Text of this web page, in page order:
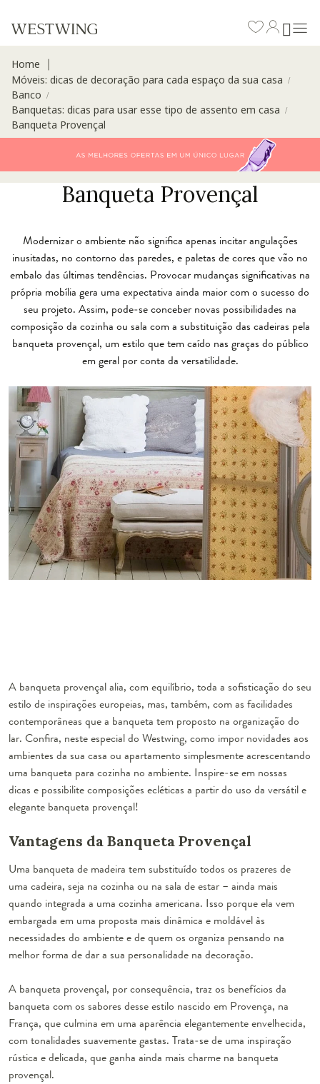
Home
Móveis: dicas de decoração para cada espaço da sua casa /
Banco /
Banquetas: dicas para usar esse tipo de assento em casa /
Banqueta Provençal
Banqueta Provençal
Modernizar o ambiente não significa apenas incitar angulações
inusitadas, no contorno das paredes, e paletas de cores que vão no
embalo das últimas tendências. Provocar mudanças significativas na
própria mobília gera uma expectativa ainda maior com o sucesso do
seu projeto. Assim, pode-se conceber novas possibilidades na
composição da cozinha ou sala com a substituição das cadeiras pela
banqueta provençal, um estilo que tem caído nas graças do público
em geral por conta da versatilidade.
A banqueta provençal alia, com equilíbrio, toda a sofisticação do seu
estilo de inspirações europeias, mas, também, com as facilidades
contemporâneas que a banqueta tem proposto na organização do
lar. Confira, neste especial do Westwing, como impor novidades aos
ambientes da sua casa ou apartamento simplesmente acrescentando
uma banqueta para cozinha no ambiente. Inspire-se em nossas
dicas e possibilite composições ecléticas a partir do uso da versátil e
elegante banqueta provençal!
Vantagens da Banqueta Provençal
Uma banqueta de madeira tem substituído todos os prazeres de
uma cadeira, seja na cozinha ou na sala de estar – ainda mais
quando integrada a uma cozinha americana. Isso porque ela vem
embargada em uma proposta mais dinâmica e moldável às
necessidades do ambiente e de quem os organiza pensando na
melhor forma de dar a sua personalidade na decoração.
A banqueta provençal, por consequência, traz os benefícios da
banqueta com os sabores desse estilo nascido em Provença, na
França, que culmina em uma aparência elegantemente envelhecida,
com tonalidades suavemente gastas. Trata-se de uma inspiração
rústica e delicada, que ganha ainda mais charme na banqueta
provençal.